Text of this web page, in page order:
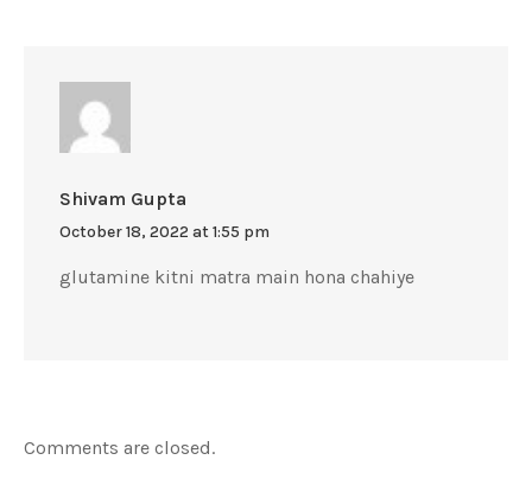
Shivam Gupta
October 18, 2022 at 1:55 pm
glutamine kitni matra main hona chahiye
Comments are closed.